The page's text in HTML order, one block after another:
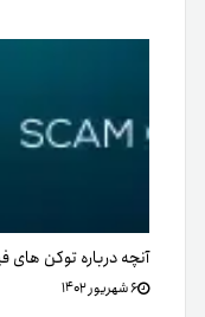
آنچه درباره توکن
۶ شهریور ۱۴۰۲